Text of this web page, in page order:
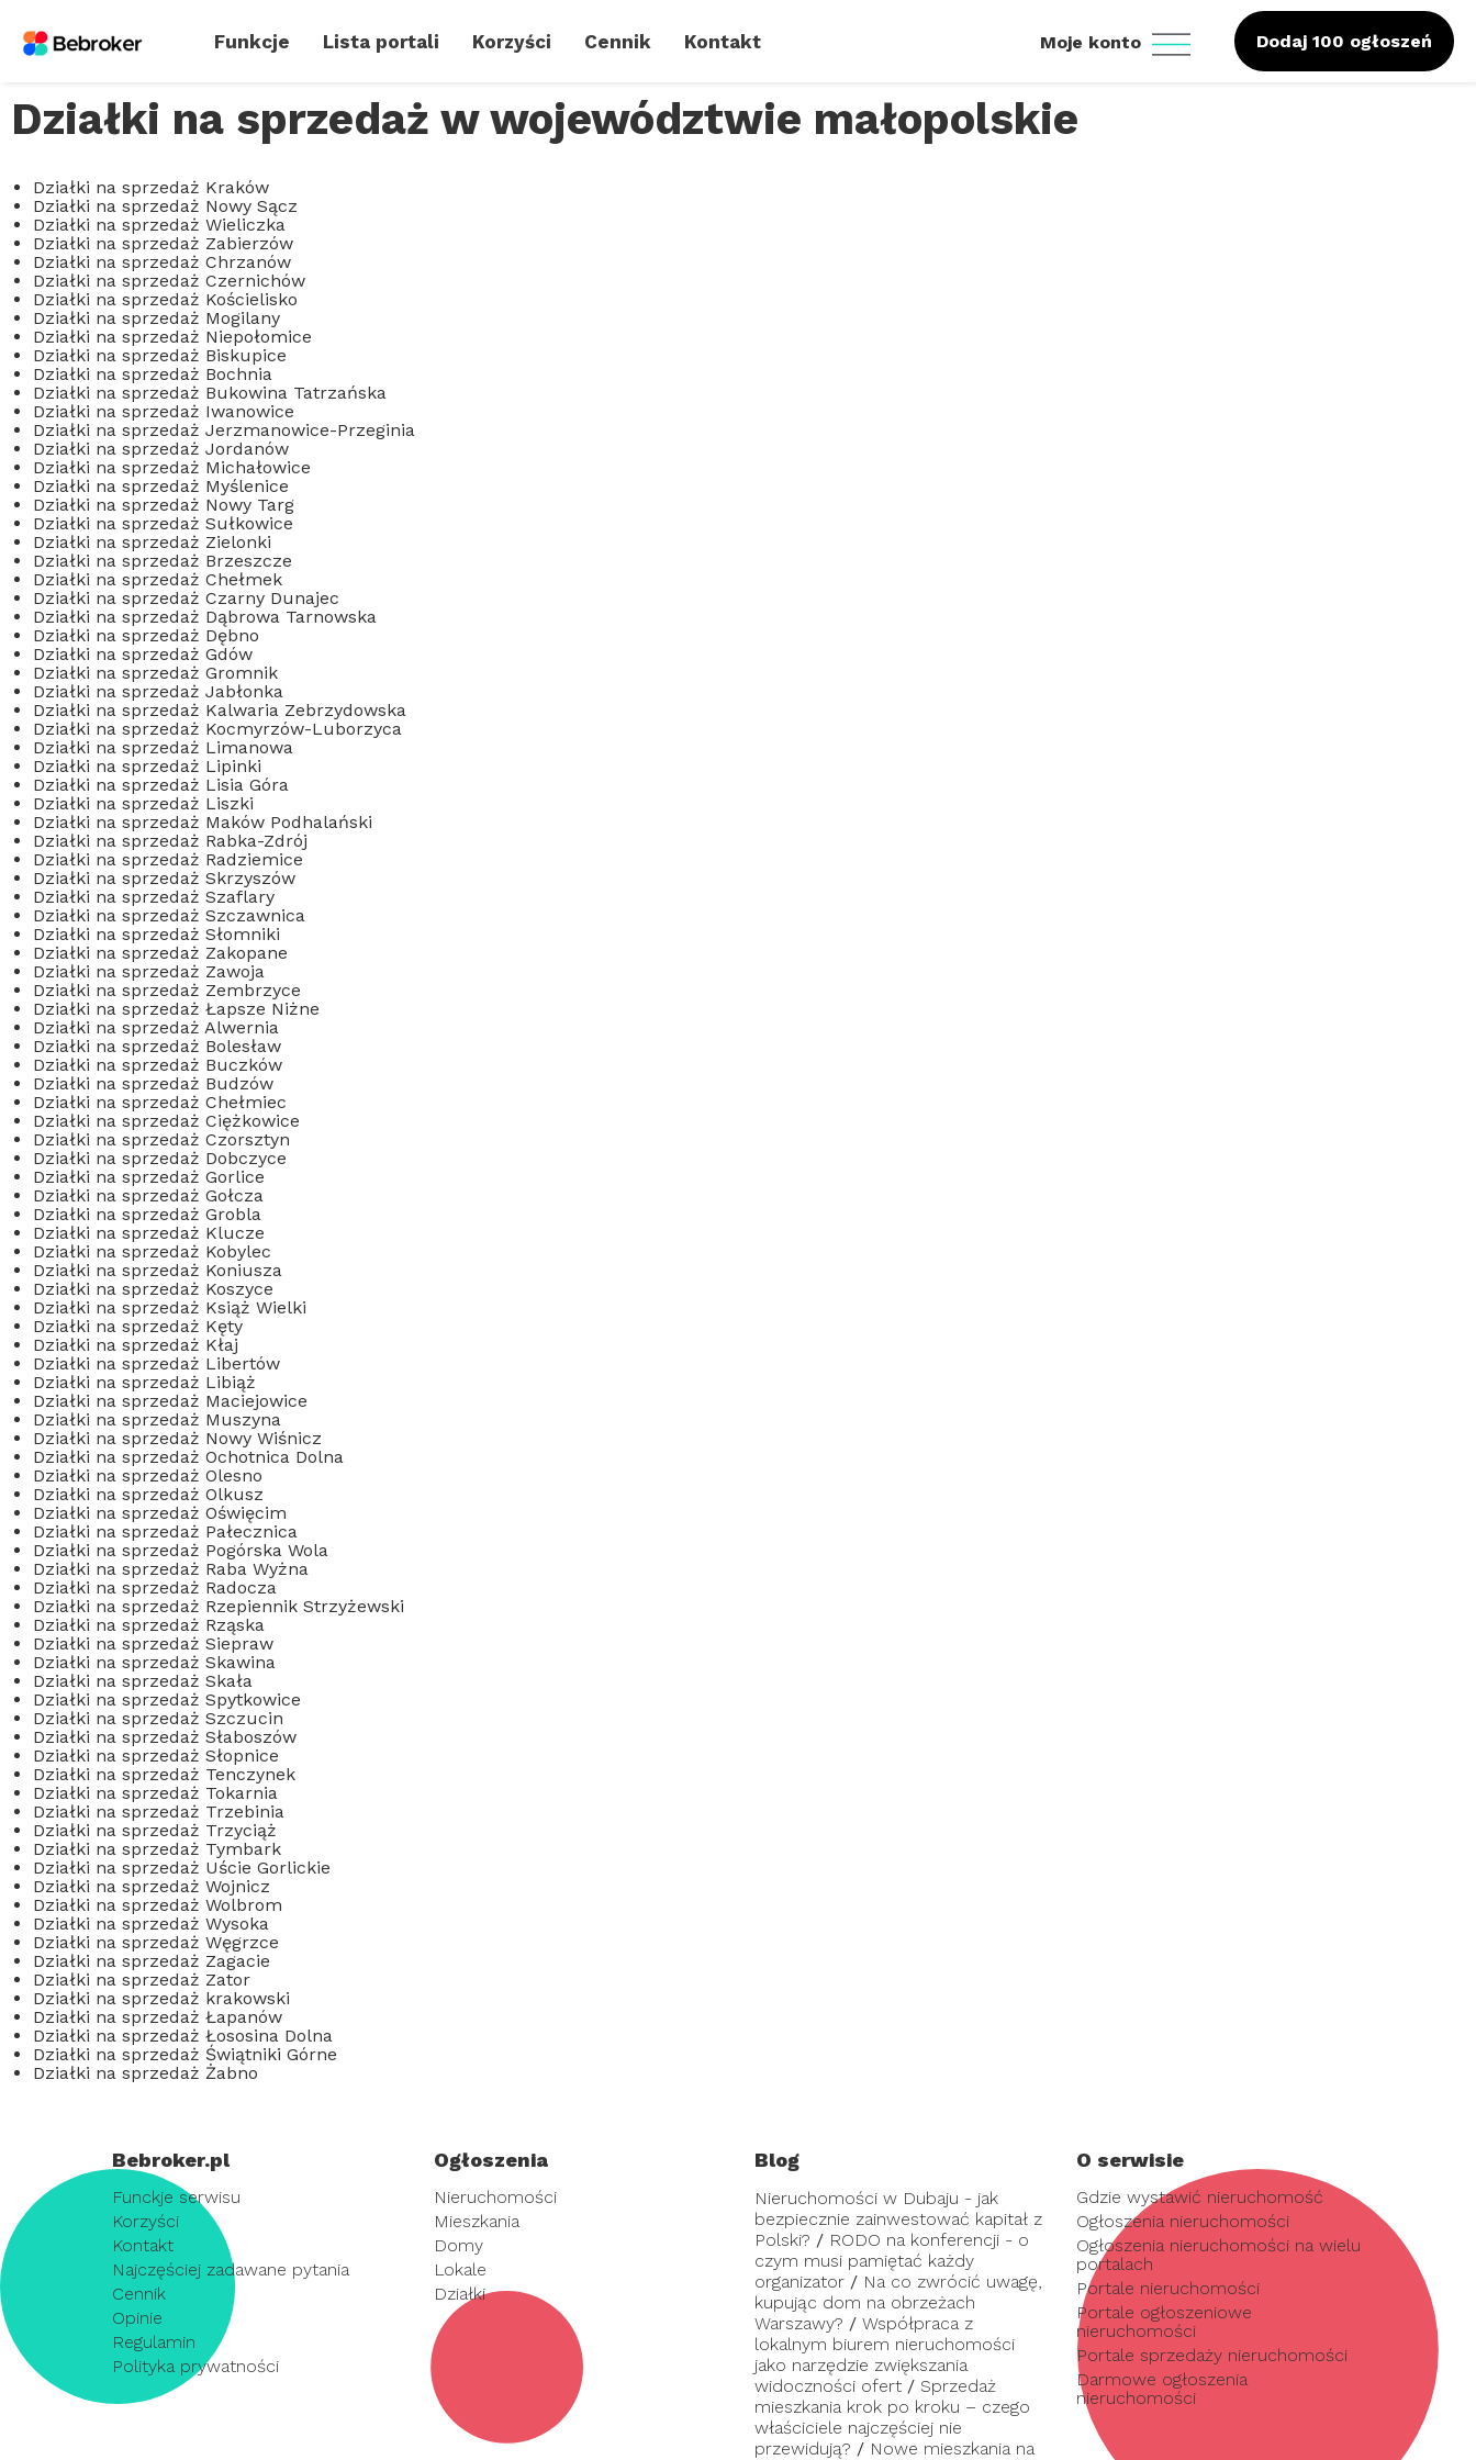
Funkcje Lista portali Korzyści Cennik Kontakt Dodaj 100 ogłoszeń
Moje konto
Działki na sprzedaż w województwie małopolskie
Działki na sprzedaż Kraków
Działki na sprzedaż Nowy Sącz
Działki na sprzedaż Wieliczka
Działki na sprzedaż Zabierzów
Działki na sprzedaż Chrzanów
Działki na sprzedaż Czernichów
Działki na sprzedaż Kościelisko
Działki na sprzedaż Mogilany
Działki na sprzedaż Niepołomice
Działki na sprzedaż Biskupice
Działki na sprzedaż Bochnia
Działki na sprzedaż Bukowina Tatrzańska
Działki na sprzedaż Iwanowice
Działki na sprzedaż Jerzmanowice-Przeginia
Działki na sprzedaż Jordanów
Działki na sprzedaż Michałowice
Działki na sprzedaż Myślenice
Działki na sprzedaż Nowy Targ
Działki na sprzedaż Sułkowice
Działki na sprzedaż Zielonki
Działki na sprzedaż Brzeszcze
Działki na sprzedaż Chełmek
Działki na sprzedaż Czarny Dunajec
Działki na sprzedaż Dąbrowa Tarnowska
Działki na sprzedaż Dębno
Działki na sprzedaż Gdów
Działki na sprzedaż Gromnik
Działki na sprzedaż Jabłonka
Działki na sprzedaż Kalwaria Zebrzydowska
Działki na sprzedaż Kocmyrzów-Luborzyca
Działki na sprzedaż Limanowa
Działki na sprzedaż Lipinki
Działki na sprzedaż Lisia Góra
Działki na sprzedaż Liszki
Działki na sprzedaż Maków Podhalański
Działki na sprzedaż Rabka-Zdrój
Działki na sprzedaż Radziemice
Działki na sprzedaż Skrzyszów
Działki na sprzedaż Szaflary
Działki na sprzedaż Szczawnica
Działki na sprzedaż Słomniki
Działki na sprzedaż Zakopane
Działki na sprzedaż Zawoja
Działki na sprzedaż Zembrzyce
Działki na sprzedaż Łapsze Niżne
Działki na sprzedaż Alwernia
Działki na sprzedaż Bolesław
Działki na sprzedaż Buczków
Działki na sprzedaż Budzów
Działki na sprzedaż Chełmiec
Działki na sprzedaż Ciężkowice
Działki na sprzedaż Czorsztyn
Działki na sprzedaż Dobczyce
Działki na sprzedaż Gorlice
Działki na sprzedaż Gołcza
Działki na sprzedaż Grobla
Działki na sprzedaż Klucze
Działki na sprzedaż Kobylec
Działki na sprzedaż Koniusza
Działki na sprzedaż Koszyce
Działki na sprzedaż Książ Wielki
Działki na sprzedaż Kęty
Działki na sprzedaż Kłaj
Działki na sprzedaż Libertów
Działki na sprzedaż Libiąż
Działki na sprzedaż Maciejowice
Działki na sprzedaż Muszyna
Działki na sprzedaż Nowy Wiśnicz
Działki na sprzedaż Ochotnica Dolna
Działki na sprzedaż Olesno
Działki na sprzedaż Olkusz
Działki na sprzedaż Oświęcim
Działki na sprzedaż Pałecznica
Działki na sprzedaż Pogórska Wola
Działki na sprzedaż Raba Wyżna
Działki na sprzedaż Radocza
Działki na sprzedaż Rzepiennik Strzyżewski
Działki na sprzedaż Rząska
Działki na sprzedaż Siepraw
Działki na sprzedaż Skawina
Działki na sprzedaż Skała
Działki na sprzedaż Spytkowice
Działki na sprzedaż Szczucin
Działki na sprzedaż Słaboszów
Działki na sprzedaż Słopnice
Działki na sprzedaż Tenczynek
Działki na sprzedaż Tokarnia
Działki na sprzedaż Trzebinia
Działki na sprzedaż Trzyciąż
Działki na sprzedaż Tymbark
Działki na sprzedaż Uście Gorlickie
Działki na sprzedaż Wojnicz
Działki na sprzedaż Wolbrom
Działki na sprzedaż Wysoka
Działki na sprzedaż Węgrzce
Działki na sprzedaż Zagacie
Działki na sprzedaż Zator
Działki na sprzedaż krakowski
Działki na sprzedaż Łapanów
Działki na sprzedaż Łososina Dolna
Działki na sprzedaż Świątniki Górne
Działki na sprzedaż Żabno
Bebroker.pl
Funckje serwisu
Korzyści
Kontakt
Najczęściej zadawane pytania
Cennik
Opinie
Regulamin
Polityka prywatności
Ogłoszenia
Nieruchomości
Mieszkania
Domy
Lokale
Działki
Blog
Nieruchomości w Dubaju - jak
bezpiecznie zainwestować kapitał z
Polski? / RODO na konferencji - o
czym musi pamiętać każdy
organizator / Na co zwrócić uwagę,
kupując dom na obrzeżach
Warszawy? / Współpraca z
lokalnym biurem nieruchomości
jako narzędzie zwiększania
widoczności ofert / Sprzedaż
mieszkania krok po kroku – czego
właściciele najczęściej nie
przewidują? / Nowe mieszkania na
O serwisie
Gdzie wystawić nieruchomość
Ogłoszenia nieruchomości
Ogłoszenia nieruchomości na wielu
portalach
Portale nieruchomości
Portale ogłoszeniowe
nieruchomości
Portale sprzedaży nieruchomości
Darmowe ogłoszenia
nieruchomości